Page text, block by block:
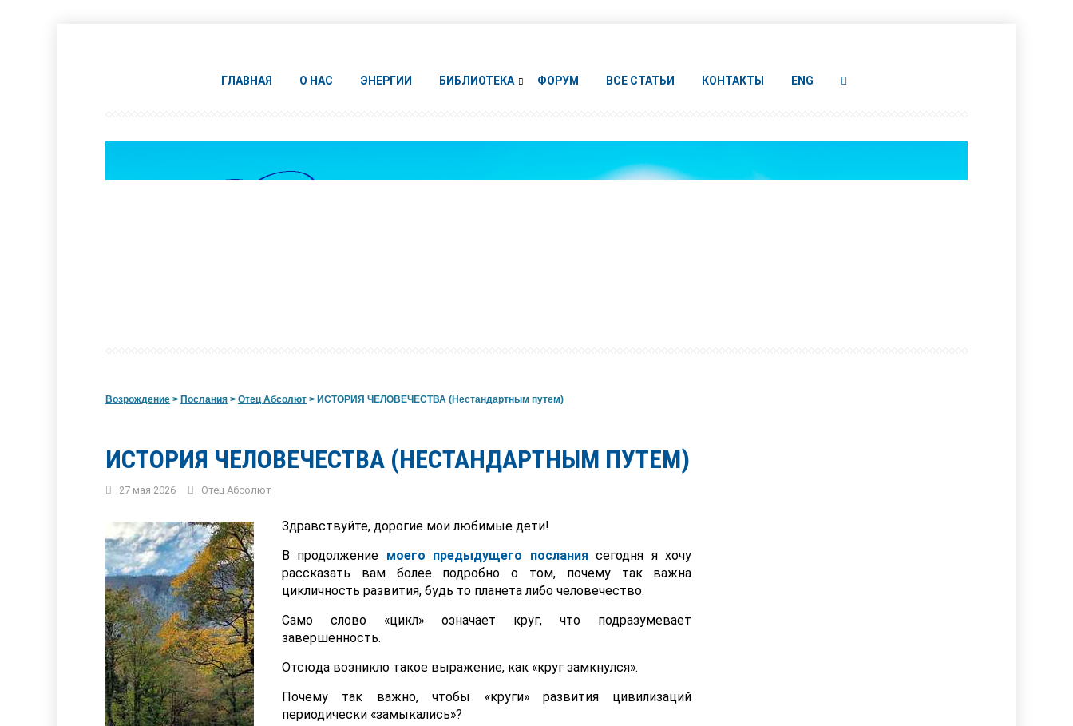
ГЛАВНАЯ О НАС ЭНЕРГИИ БИБЛИОТЕКА ФОРУМ ВСЕ СТАТЬИ КОНТАКТЫ ENG
Возрождение > Послания > Отец Абсолют > ИСТОРИЯ ЧЕЛОВЕЧЕСТВА (Нестандартным путем)
ИСТОРИЯ ЧЕЛОВЕЧЕСТВА (НЕСТАНДАРТНЫМ ПУТЕМ)
27 мая 2026 Отец Абсолют
Здравствуйте, дорогие мои любимые дети!
В продолжение моего предыдущего посланиясегодня я хочу
рассказать вам более подробно о том, почему так важна
цикличность развития, будь то планета либо человечество.
Само слово «цикл» означает круг, что подразумевает
завершенность.
Отсюда возникло такое выражение, как «круг замкнулся».
Почему так важно, чтобы «круги» развития цивилизаций
периодически «замыкались»?